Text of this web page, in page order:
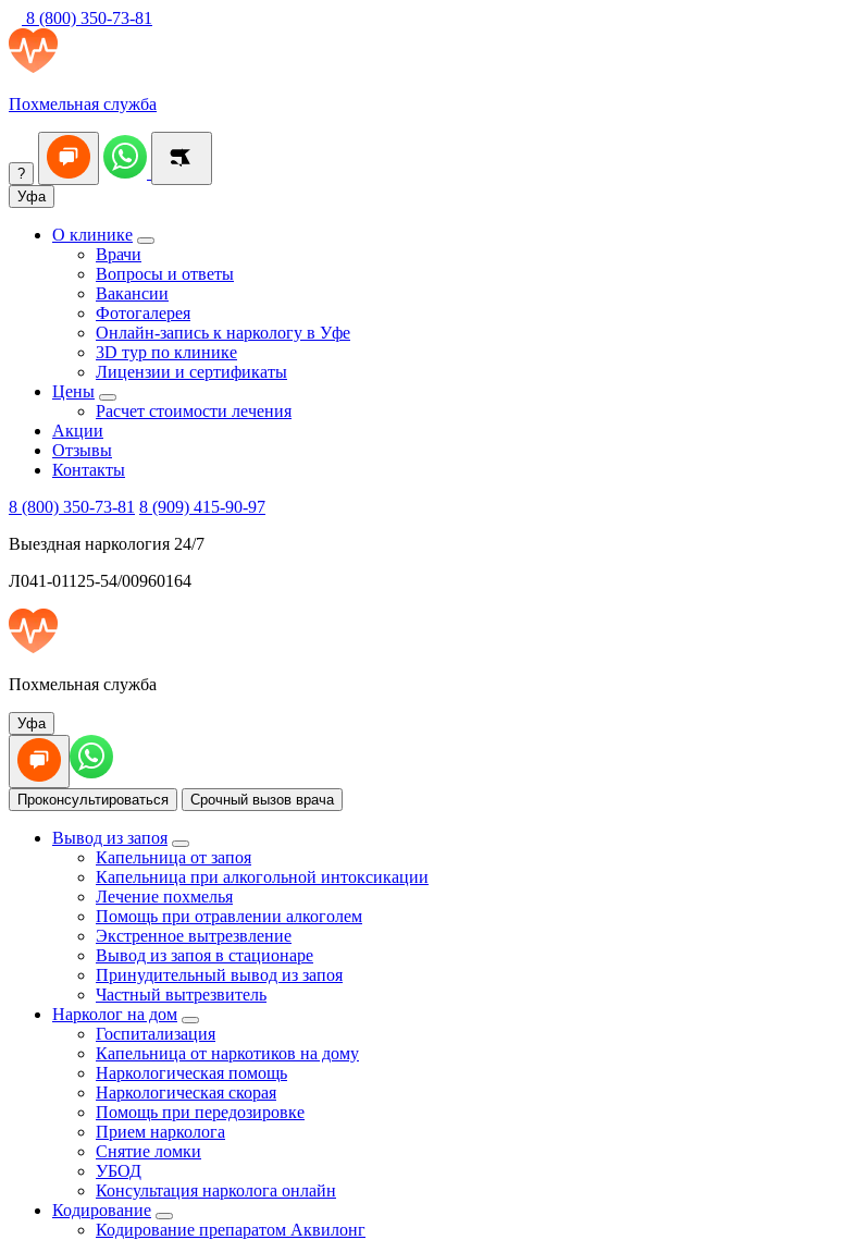
8 (800) 350-73-81
Похмельная служба
?
Уфа
О клинике
Врачи
Вопросы и ответы
Вакансии
Фотогалерея
Онлайн-запись к наркологу в Уфе
3D тур по клинике
Лицензии и сертификаты
Цены
Расчет стоимости лечения
Акции
Отзывы
Контакты
8 (800) 350-73-81 8 (909) 415-90-97
Выездная наркология 24/7
Л041-01125-54/00960164
Похмельная служба
Уфа
Проконсультироваться Срочный вызов врача
Вывод из запоя
Капельница от запоя
Капельница при алкогольной интоксикации
Лечение похмелья
Помощь при отравлении алкоголем
Экстренное вытрезвление
Вывод из запоя в стационаре
Принудительный вывод из запоя
Частный вытрезвитель
Нарколог на дом
Госпитализация
Капельница от наркотиков на дому
Наркологическая помощь
Наркологическая скорая
Помощь при передозировке
Прием нарколога
Снятие ломки
УБОД
Консультация нарколога онлайн
Кодирование
Кодирование препаратом Аквилонг